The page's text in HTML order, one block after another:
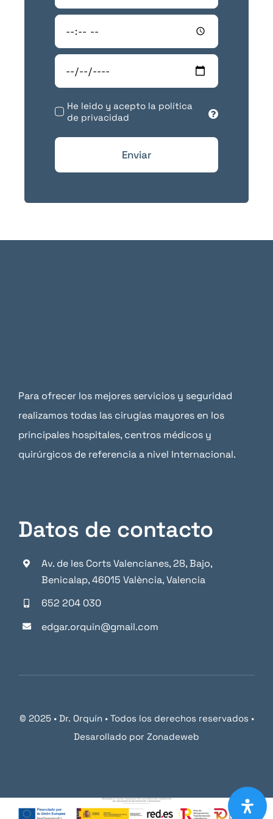
He leido y acepto la política
de privacidad
Enviar
Para ofrecer los mejores servicios y seguridad
realizamos todas las cirugías mayores en los
principales hospitales, centros médicos y
quirúrgicos de referencia a nivel Internacional.
Datos de contacto
Av. de les Corts Valencianes, 28, Bajo,
Benicalap, 46015 València, Valencia
652 204 030
edgar.orquin@gmail.com
© 2025 • Dr. Orquín • Todos los derechos reservados •
Desarollado por Zonadeweb